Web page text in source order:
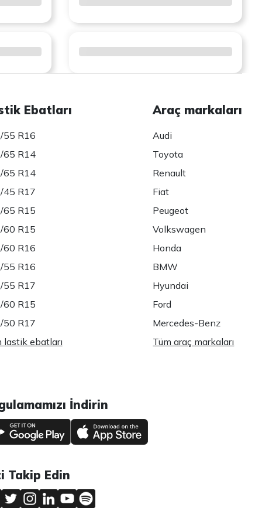
Ebatları
55 R16
65 R14
65 R14
45 R17
65 R15
60 R15
60 R16
55 R16
55 R17
60 R15
50 R17
lastik ebatları
Araç markaları
Audi
Toyota
Renault
Fiat
Peugeot
Volkswagen
Honda
BMW
Hyundai
Ford
Mercedes-Benz
Tüm araç markaları
İndirin
Takip Edin